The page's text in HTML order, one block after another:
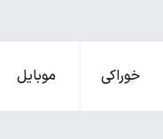
خوراکی موبایل